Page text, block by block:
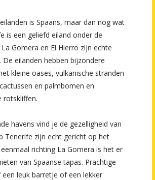
is Spaans, maar dan nog wat
is een geliefd eiland onder de
Gomera en El Hierro zijn echte
De eilanden hebben bijzondere
kleine oases, vulkanische stranden
en palmbomen en
rotskliffen.
havens vind je de gezelligheid van
Tenerife zijn echt gericht op het
richting La Gomera is het er
van Spaanse tapas. Prachtige
leuk barretje of een lekker